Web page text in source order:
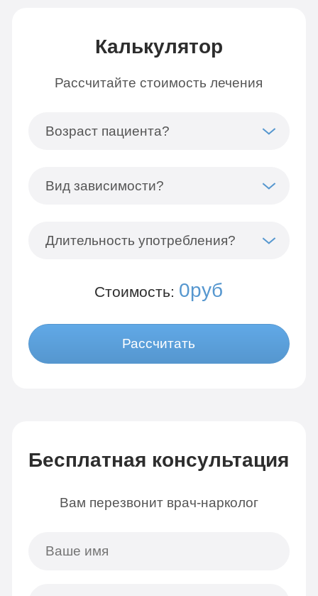
Калькулятор
Рассчитайте стоимость лечения
Возраст пациента?
Вид зависимости?
Длительность употребления?
Стоимость: 0руб
Рассчитать
Бесплатная консультация
Вам перезвонит врач-нарколог